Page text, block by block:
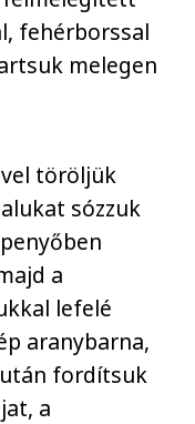
fehérborssal
melegen
töröljük
sózzuk
a
lefelé
aranybarna,
fordítsuk
a